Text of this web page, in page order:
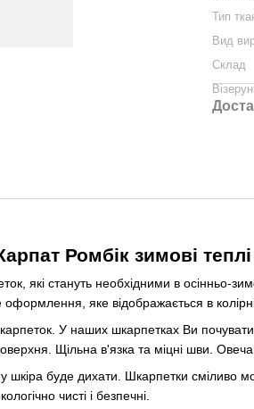
Тип
Вид
Склад
Ромбік зимові
які стануть необхідними в осінньо-
оформлення, яке відображається в
У наших шкарпетках Ви
Щільна в'язка та міцні шви. Овеча
шкіра буде дихати. Шкарпетки
чисті і безпечні.